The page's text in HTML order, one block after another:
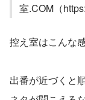
室.COM（
控え室はこんな
出番が近づくと